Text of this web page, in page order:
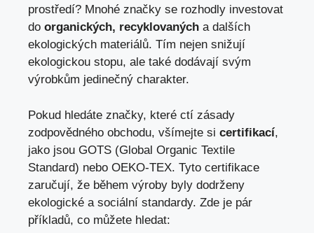
prostředí? Mnohé značky se rozhodly investovat
do organických, recyklovaných a dalších
ekologických materiálů. Tím nejen snižují
ekologickou stopu, ale také dodávají svým
výrobkům jedinečný charakter.
Pokud hledáte značky, které ctí zásady
zodpovědného obchodu, všímejte si certifikací,
jako jsou GOTS (Global Organic Textile
Standard) nebo OEKO-TEX. Tyto certifikace
zaručují, že během výroby byly dodrženy
ekologické a sociální standardy. Zde je pár
příkladů, co můžete hledat: